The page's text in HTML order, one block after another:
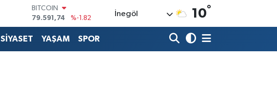
DOLAR
45,43620
%0.02
EURO
53,38690
%0.19
İnegöl 10°
SİYASET YAŞAM SPOR